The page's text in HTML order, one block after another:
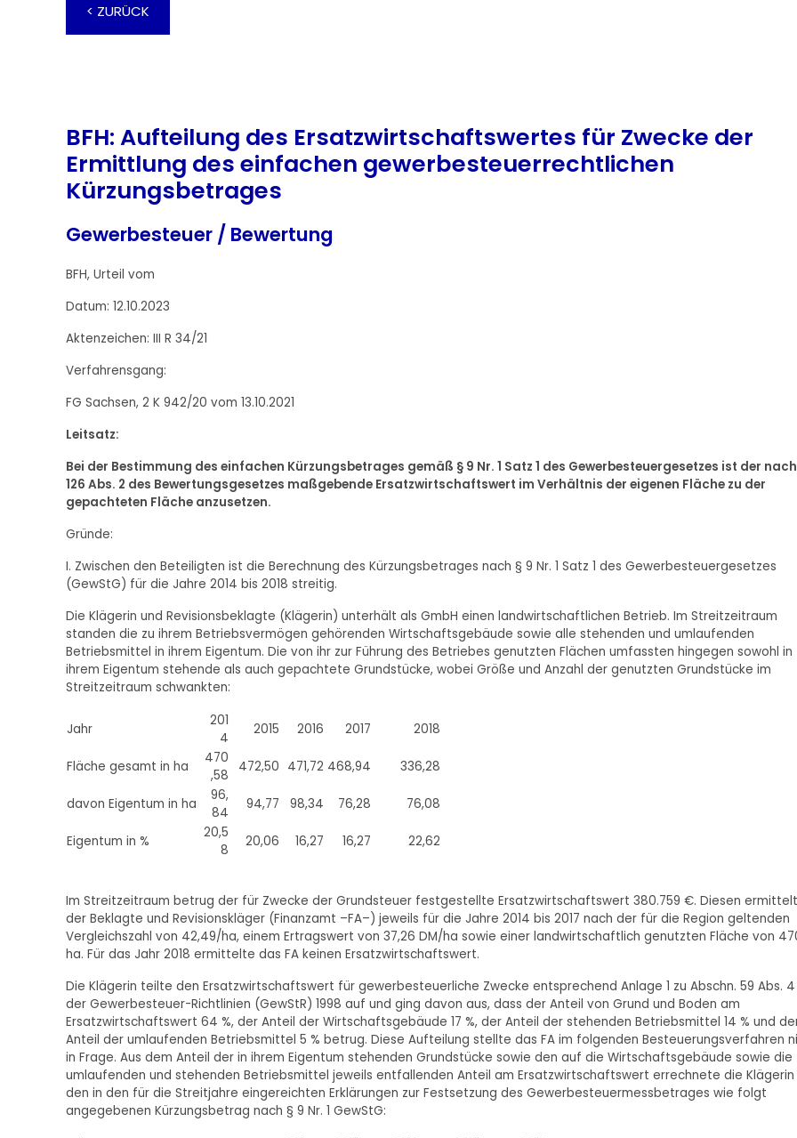
< ZURÜCK
BFH: Aufteilung des Ersatzwirtschaftswertes für Zwecke der
Ermittlung des einfachen gewerbesteuerrechtlichen
Kürzungsbetrages
Gewerbesteuer / Bewertung
BFH, Urteil vom
Datum: 12.10.2023
Aktenzeichen: III R 34/21
Verfahrensgang:
FG Sachsen, 2 K 942/20 vom 13.10.2021
Leitsatz:
Bei der Bestimmung des einfachen Kürzungsbetrages gemäß § 9 Nr. 1 Satz 1 des Gewerbesteuergesetzes ist der
126 Abs. 2 des Bewertungsgesetzes maßgebende Ersatzwirtschaftswert im Verhältnis der eigenen Fläche zu der
gepachteten Fläche anzusetzen.
Gründe:
I. Zwischen den Beteiligten ist die Berechnung des Kürzungsbetrages nach § 9 Nr. 1 Satz 1 des Gewerbesteuergesetzes
(GewStG) für die Jahre 2014 bis 2018 streitig.
Die Klägerin und Revisionsbeklagte (Klägerin) unterhält als GmbH einen landwirtschaftlichen Betrieb. Im Streitzeitraum
standen die zu ihrem Betriebsvermögen gehörenden Wirtschaftsgebäude sowie alle stehenden und umlaufenden
Betriebsmittel in ihrem Eigentum. Die von ihr zur Führung des Betriebes genutzten Flächen umfassten hingegen sowohl in
ihrem Eigentum stehende als auch gepachtete Grundstücke, wobei Größe und Anzahl der genutzten Grundstücke im
Streitzeitraum schwankten:
Jahr
201
4
2015 2016 2017 2018
Fläche gesamt in ha
470
,58
472,50 471,72 468,94 336,28
davon Eigentum in ha
96,
84
94,77 98,34 76,28 76,08
Eigentum in %
20,5
8
20,06 16,27 16,27 22,62
Im Streitzeitraum betrug der für Zwecke der Grundsteuer festgestellte Ersatzwirtschaftswert 380.759 €. Diesen
der Beklagte und Revisionskläger (Finanzamt –FA–) jeweils für die Jahre 2014 bis 2017 nach der für die Region geltenden
Vergleichszahl von 42,49/ha, einem Ertragswert von 37,26 DM/ha sowie einer landwirtschaftlich genutzten Fläche von
ha. Für das Jahr 2018 ermittelte das FA keinen Ersatzwirtschaftswert.
Die Klägerin teilte den Ersatzwirtschaftswert für gewerbesteuerliche Zwecke entsprechend Anlage 1 zu Abschn. 59 Abs. 4
der Gewerbesteuer-Richtlinien (GewStR) 1998 auf und ging davon aus, dass der Anteil von Grund und Boden am
Ersatzwirtschaftswert 64 %, der Anteil der Wirtschaftsgebäude 17 %, der Anteil der stehenden Betriebsmittel 14 % und
Anteil der umlaufenden Betriebsmittel 5 % betrug. Diese Aufteilung stellte das FA im folgenden Besteuerungsverfahren
in Frage. Aus dem Anteil der in ihrem Eigentum stehenden Grundstücke sowie den auf die Wirtschaftsgebäude sowie die
umlaufenden und stehenden Betriebsmittel jeweils entfallenden Anteil am Ersatzwirtschaftswert errechnete die Klägerin
den in den für die Streitjahre eingereichten Erklärungen zur Festsetzung des Gewerbesteuermessbetrages wie folgt
angegebenen Kürzungsbetrag nach § 9 Nr. 1 GewStG: